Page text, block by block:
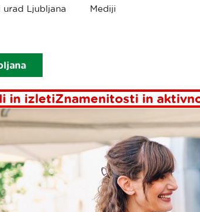
urad Ljubljana Mediji
in izletiZnamenitosti in
SE NA